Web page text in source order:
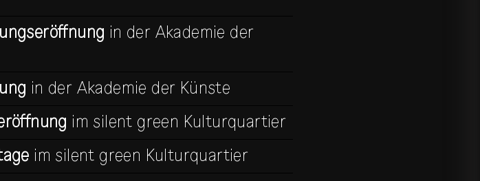
in der Akademie der
in der Akademie der Künste
im silent green Kulturquartier
im silent green Kulturquartier